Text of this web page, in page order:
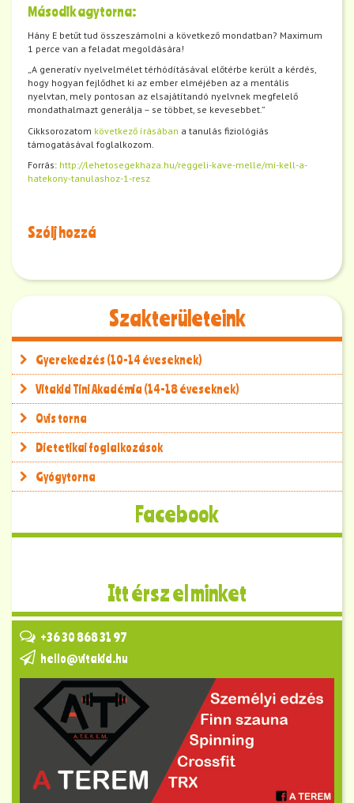
Második agytorna:
Hány E betűt tud összeszámolni a következő mondatban? Maximum
1 perce van a feladat megoldására!
„A generatív nyelvelmélet térhódításával előtérbe került a kérdés,
hogy hogyan fejlődhet ki az ember elméjében az a mentális
nyelvtan, mely pontosan az elsajátítandó nyelvnek megfelelő
mondathalmazt generálja – se többet, se kevesebbet.”
Cikksorozatom következő írásában a tanulás fiziológiás
támogatásával foglalkozom.
Forrás: http://lehetosegekhaza.hu/reggeli-kave-melle/mi-kell-a-
hatekony-tanulashoz-1-resz
Szólj hozzá
Szakterületeink
Gyerekedzés (10-14 éveseknek)
Vitakid Tini Akadémia (14-18 éveseknek)
Ovis torna
Dietetikai foglalkozások
Gyógytorna
Facebook
Itt érsz el minket
+36 30 868 31 97
hello@vitakid.hu